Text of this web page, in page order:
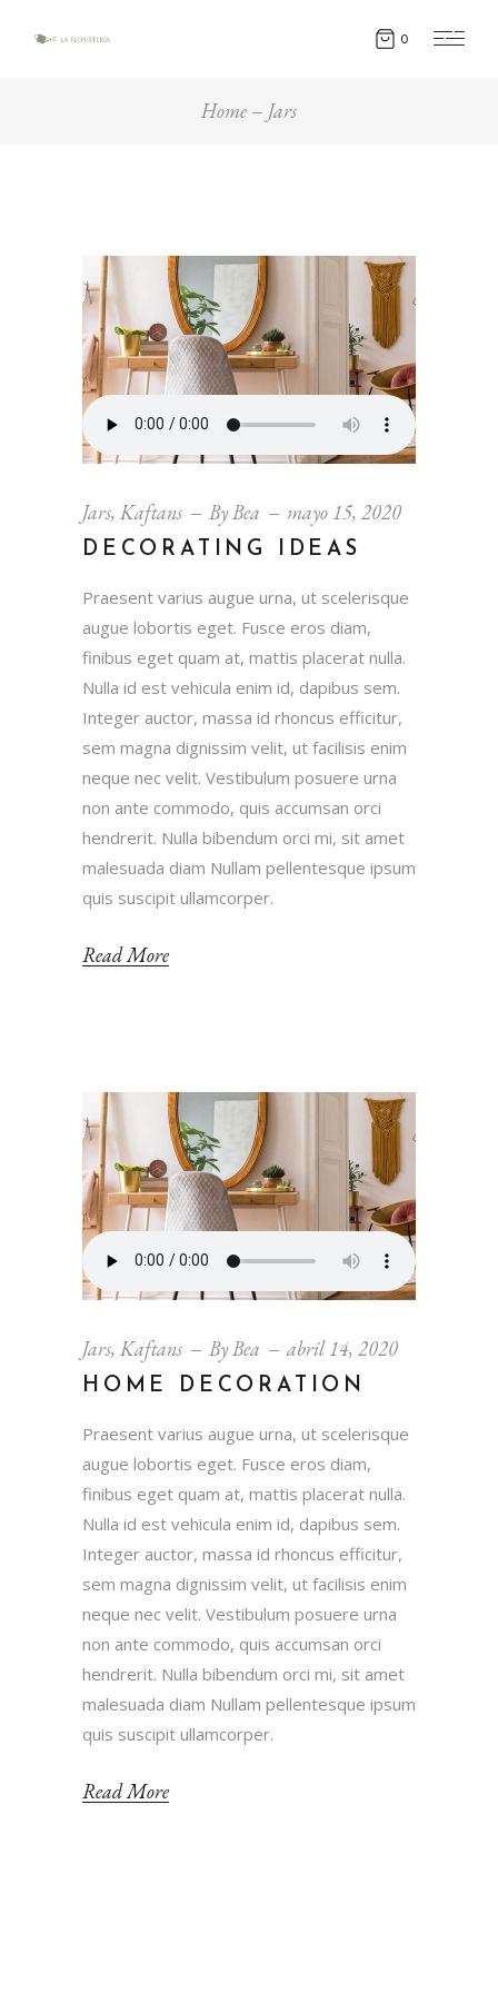
0
Home Jars
Jars, Kaftans ByBea mayo 15, 2020
DECORATING IDEAS
Praesent varius augue urna, ut scelerisque
augue lobortis eget. Fusce eros diam,
finibus eget quam at, mattis placerat nulla.
Nulla id est vehicula enim id, dapibus sem.
Integer auctor, massa id rhoncus efficitur,
sem magna dignissim velit, ut facilisis enim
neque nec velit. Vestibulum posuere urna
non ante commodo, quis accumsan orci
hendrerit. Nulla bibendum orci mi, sit amet
malesuada diam Nullam pellentesque ipsum
quis suscipit ullamcorper.
Read More
Jars, Kaftans ByBea abril 14, 2020
HOME DECORATION
Praesent varius augue urna, ut scelerisque
augue lobortis eget. Fusce eros diam,
finibus eget quam at, mattis placerat nulla.
Nulla id est vehicula enim id, dapibus sem.
Integer auctor, massa id rhoncus efficitur,
sem magna dignissim velit, ut facilisis enim
neque nec velit. Vestibulum posuere urna
non ante commodo, quis accumsan orci
hendrerit. Nulla bibendum orci mi, sit amet
malesuada diam Nullam pellentesque ipsum
quis suscipit ullamcorper.
Read More